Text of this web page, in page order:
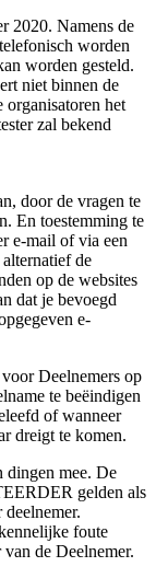
2020. Namens de
worden
worden gesteld.
niet binnen de
organisatoren het
zal bekend
door de vragen te
En toestemming te
e-mail of via een
de
op de websites
dat je bevoegd
e-
Deelnemers op
te beëindigen
of wanneer
dreigt te komen.
dingen mee. De
gelden als
foute
de Deelnemer.